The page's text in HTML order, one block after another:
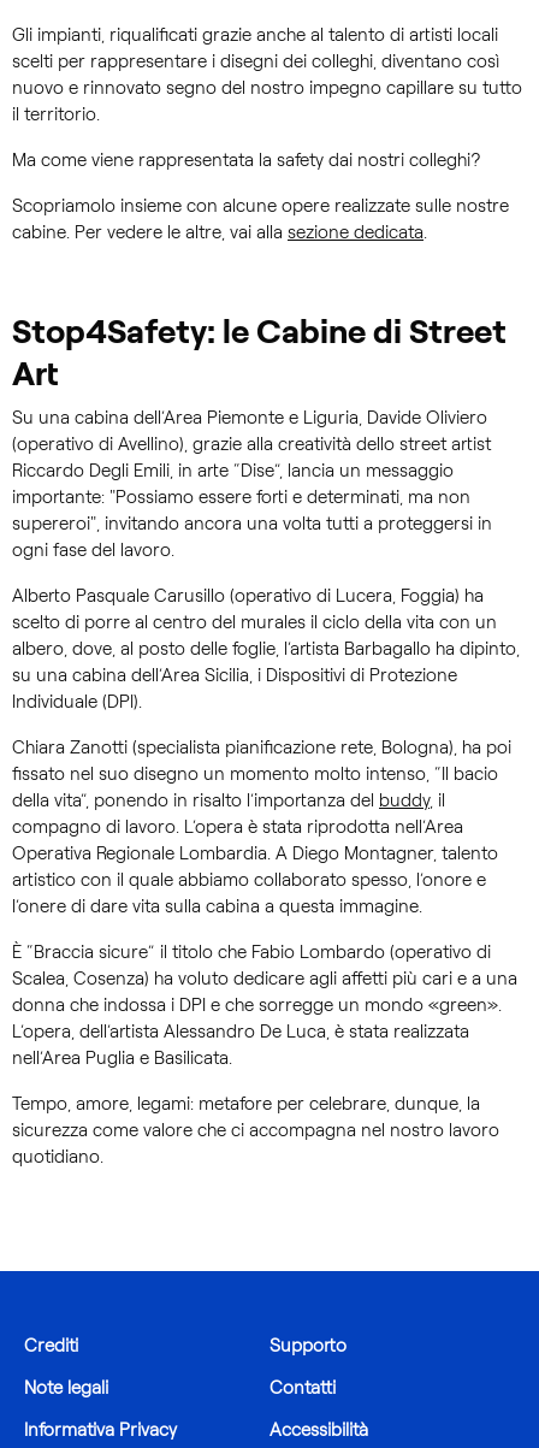
Gli impianti, riqualificati grazie anche al talento di artisti locali
scelti per rappresentare i disegni dei colleghi, diventano così
nuovo e rinnovato segno del nostro impegno capillare su tutto
il territorio.
Ma come viene rappresentata la safety dai nostri colleghi?
Scopriamolo insieme con alcune opere realizzate sulle nostre
cabine. Per vedere le altre, vai alla sezione dedicata.
Stop4Safety: le Cabine di Street
Art
Su una cabina dell’Area Piemonte e Liguria, Davide Oliviero
(operativo di Avellino), grazie alla creatività dello street artist
Riccardo Degli Emili, in arte “Dise”, lancia un messaggio
importante: "Possiamo essere forti e determinati, ma non
supereroi", invitando ancora una volta tutti a proteggersi in
ogni fase del lavoro.
Alberto Pasquale Carusillo (operativo di Lucera, Foggia) ha
scelto di porre al centro del murales il ciclo della vita con un
albero, dove, al posto delle foglie, l’artista Barbagallo ha dipinto,
su una cabina dell’Area Sicilia, i Dispositivi di Protezione
Individuale (DPI).
Chiara Zanotti (specialista pianificazione rete, Bologna), ha poi
fissato nel suo disegno un momento molto intenso, “Il bacio
della vita”, ponendo in risalto l’importanza del buddy, il
compagno di lavoro. L’opera è stata riprodotta nell’Area
Operativa Regionale Lombardia. A Diego Montagner, talento
artistico con il quale abbiamo collaborato spesso, l’onore e
l’onere di dare vita sulla cabina a questa immagine.
È “Braccia sicure” il titolo che Fabio Lombardo (operativo di
Scalea, Cosenza) ha voluto dedicare agli affetti più cari e a una
donna che indossa i DPI e che sorregge un mondo «green».
L’opera, dell’artista Alessandro De Luca, è stata realizzata
nell’Area Puglia e Basilicata.
Tempo, amore, legami: metafore per celebrare, dunque, la
sicurezza come valore che ci accompagna nel nostro lavoro
quotidiano.
Crediti
Note legali
Informativa Privacy
Supporto
Contatti
Accessibilità